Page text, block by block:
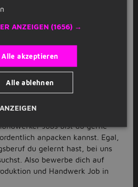
Handwerk Jobs in
Perfekt, denn davon haben
für dich auf unserer Webseite.
dabei? Dann schaue morgen
laden täglich neue
Backen ist deine große
sieh dir die Bäckerei Jobs an oder
Jobs bist du gerne
anpacken kannst. Egal,
du gelernt hast, bei uns
Also bewerbe dich auf
und Handwerk Job in
ANZEIGEN (1656) →
Alle akzeptieren
Alle ablehnen